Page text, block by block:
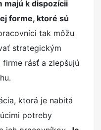
majú k dispozícii
forme, ktoré sú
tak môžu
strategickým
rásť a zlepšujú
ktorá je nabitá
potreby